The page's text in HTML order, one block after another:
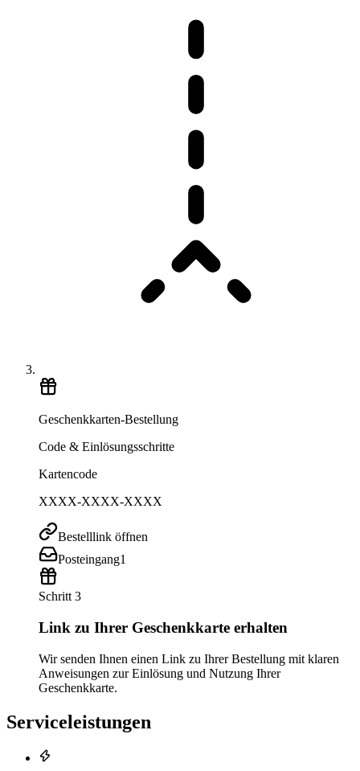
Geschenkkarten-Bestellung
Code & Einlösungsschritte
Kartencode
XXXX-XXXX-XXXX
Bestelllink öffnen
Posteingang1
Schritt 3
Link zu Ihrer Geschenkkarte erhalten
Wir senden Ihnen einen Link zu Ihrer Bestellung mit klaren
Anweisungen zur Einlösung und Nutzung Ihrer
Geschenkkarte.
Serviceleistungen